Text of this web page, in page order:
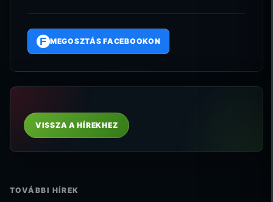
F MEGOSZTÁS FACEBOOKON
VISSZA A HÍREKHEZ
TOVÁBBI HÍREK